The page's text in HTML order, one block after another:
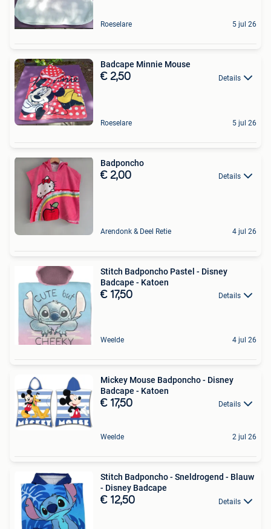
Roeselare 5 jul 26
Badcape Minnie Mouse
€ 2,50 Details
Roeselare 5 jul 26
Badponcho
€ 2,00 Details
Arendonk & Deel Retie 4 jul 26
Stitch Badponcho Pastel - Disney
Badcape - Katoen
€ 17,50 Details
Weelde 4 jul 26
Mickey Mouse Badponcho - Disney
Badcape - Katoen
€ 17,50 Details
Weelde 2 jul 26
Stitch Badponcho - Sneldrogend - Blauw
- Disney Badcape
€ 12,50 Details